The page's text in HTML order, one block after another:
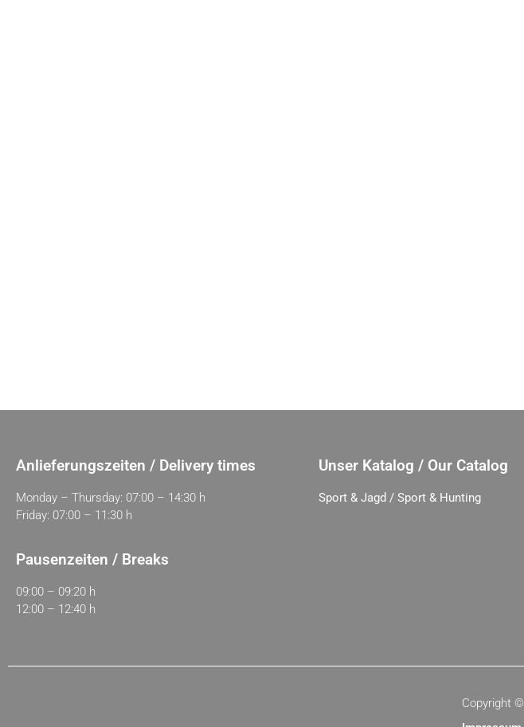
Anlieferungszeiten / Delivery times
Monday – Thursday: 07:00 – 14:30 h
Friday: 07:00 – 11:30 h
Pausenzeiten / Breaks
09:00 – 09:20 h
12:00 – 12:40 h
Unser Katalog / Our Catalog
Sport & Jagd / Sport & Hunting
Copyright ©